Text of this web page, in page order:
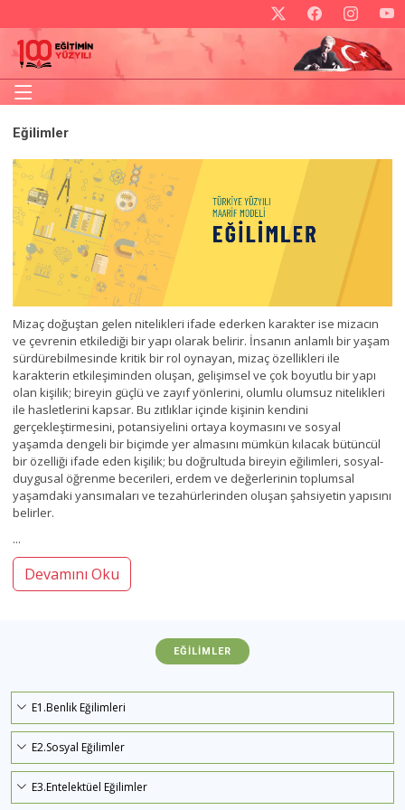
Eğilimler
Mizaç doğuştan gelen nitelikleri ifade ederken karakter ise mizacın
ve çevrenin etkilediği bir yapı olarak belirir. İnsanın anlamlı bir yaşam
sürdürebilmesinde kritik bir rol oynayan, mizaç özellikleri ile
karakterin etkileşiminden oluşan, gelişimsel ve çok boyutlu bir yapı
olan kişilik; bireyin güçlü ve zayıf yönlerini, olumlu olumsuz nitelikleri
ile hasletlerini kapsar. Bu zıtlıklar içinde kişinin kendini
gerçekleştirmesini, potansiyelini ortaya koymasını ve sosyal
yaşamda dengeli bir biçimde yer almasını mümkün kılacak bütüncül
bir özelliği ifade eden kişilik; bu doğrultuda bireyin eğilimleri, sosyal-
duygusal öğrenme becerileri, erdem ve değerlerinin toplumsal
yaşamdaki yansımaları ve tezahürlerinden oluşan şahsiyetin yapısını
belirler.
...
Devamını Oku
EĞILIMLER
E1.Benlik Eğilimleri
E2.Sosyal Eğilimler
E3.Entelektüel Eğilimler